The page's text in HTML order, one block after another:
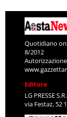
Quotidiano
8/2012
Editore
LG PRESSE
via Festaz, 52